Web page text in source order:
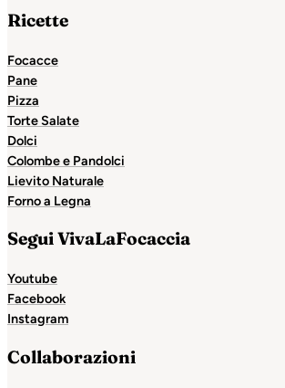
Ricette
Focacce
Pane
Pizza
Torte Salate
Dolci
Colombe e Pandolci
Lievito Naturale
Forno a Legna
Segui VivaLaFocaccia
Youtube
Facebook
Instagram
Collaborazioni